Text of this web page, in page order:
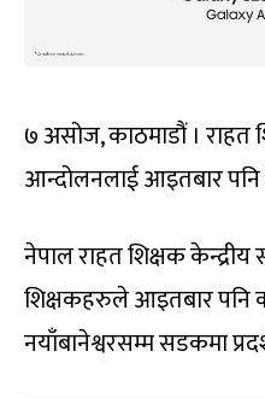
७ असोज, काठमाडौं ।
आन्दोलनलाई आइतबार पनि
नेपाल राहत शिक्षक
शिक्षकहरुले आइतबार पनि
नयाँबानेश्वरसम्म सडकमा